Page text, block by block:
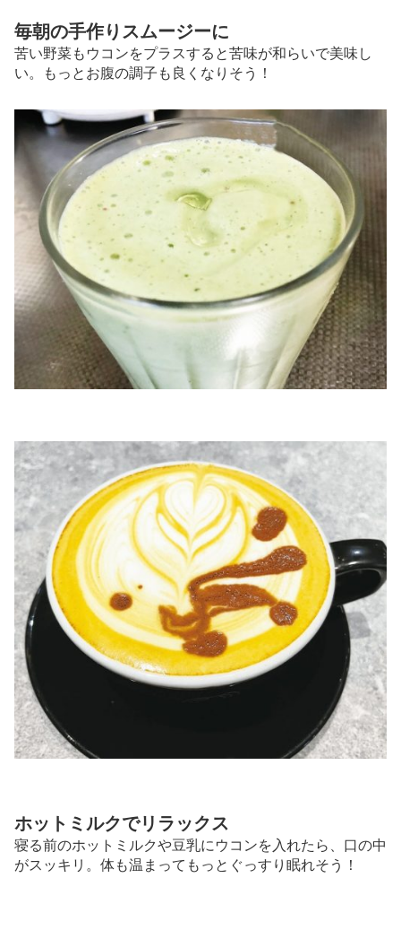
毎朝の手作りスムージーに
苦い野菜もウコンをプラスすると苦味が和らいで美味し
い。もっとお腹の調子も良くなりそう！
ホットミルクでリラックス
寝る前のホットミルクや豆乳にウコンを入れたら、口の中
がスッキリ。体も温まってもっとぐっすり眠れそう！